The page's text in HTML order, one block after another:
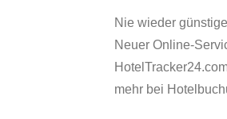
Nie wieder
Neuer Online-
mehr bei